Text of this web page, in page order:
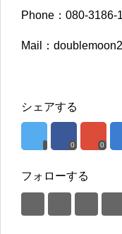
Phone：080-3186-
Mail：
シェアする
0 0
フォローする